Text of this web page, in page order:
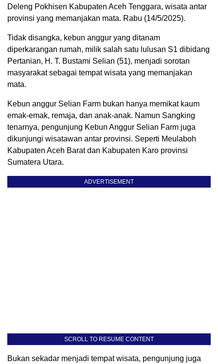
Deleng Pokhisen Kabupaten Aceh Tenggara, wisata antar
provinsi yang memanjakan mata. Rabu (14/5/2025).
Tidak disangka, kebun anggur yang ditanam
diperkarangan rumah, milik salah satu lulusan S1 dibidang
Pertanian, H. T. Bustami Selian (51), menjadi sorotan
masyarakat sebagai tempat wisata yang memanjakan
mata.
Kebun anggur Selian Farm bukan hanya memikat kaum
emak-emak, remaja, dan anak-anak. Namun Sangking
tenarnya, pengunjung Kebun Anggur Selian Farm juga
dikunjungi wisatawan antar provinsi. Seperti Meulaboh
Kabupaten Aceh Barat dan Kabupaten Karo provinsi
Sumatera Utara.
ADVERTISEMENT
SCROLL TO RESUME CONTENT
Bukan sekadar menjadi tempat wisata, pengunjung juga